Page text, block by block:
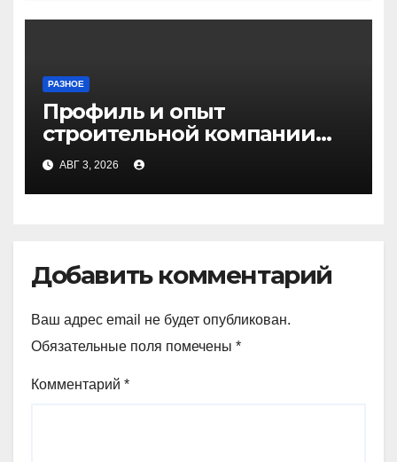
РАЗНОЕ
Профиль и опыт
строительной компании
Медичи
АВГ 3, 2026
Добавить комментарий
Ваш адрес email не будет опубликован.
Обязательные поля помечены *
Комментарий *